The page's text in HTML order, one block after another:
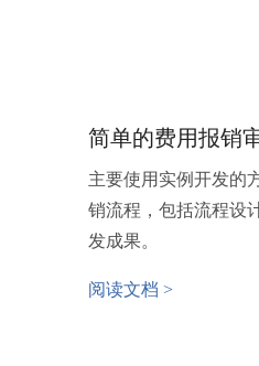
简单的费用报销
主要使用实例开发的
销流程，包括流程设
发成果。
阅读文档 >